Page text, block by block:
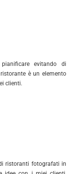
evitando di
è un elemento
clienti.
ristoranti fotografati in